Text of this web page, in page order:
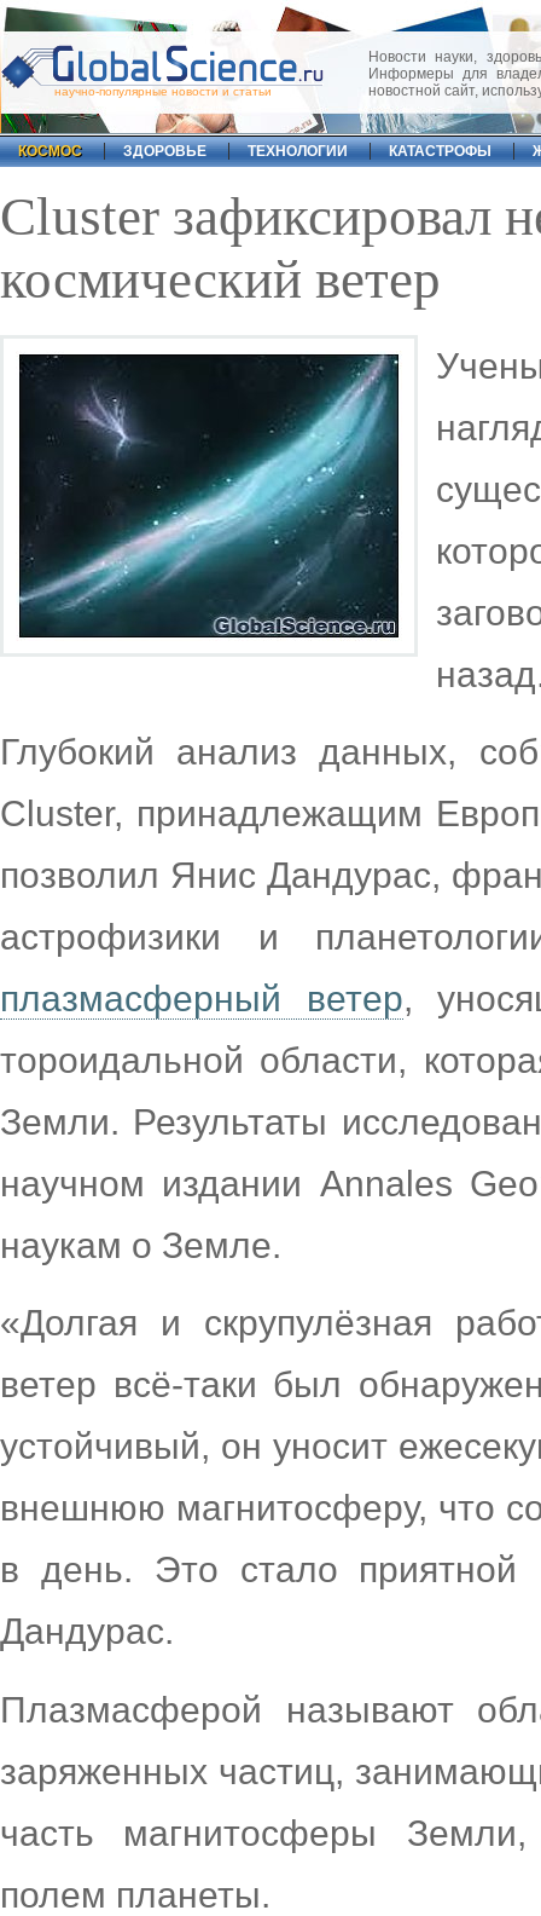
научно-популярные новости и статьи
Новости науки,
Информеры для
новостной сайт,
КОСМОС ЗДОРОВЬЕ ТЕХНОЛОГИИ КАТАСТРОФЫ
Cluster зафиксировал
космический ветер
Глубокий анализ данных,
Cluster, принадлежащим
позволил Янис Дандурас,
астрофизики и
плазмасферный ветер,
тороидальной области,
Земли. Результаты
научном издании Annales
наукам о Земле.
«Долгая и скрупулёзная
ветер всё-таки был
устойчивый, он уносит
внешнюю магнитосферу, что
в день. Это стало
Дандурас.
Плазмасферой называют
заряженных частиц,
часть магнитосферы
полем планеты.